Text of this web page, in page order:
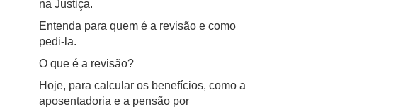
na Justiça.
Entenda para quem é a revisão e como
pedi-la.
O que é a revisão?
Hoje, para calcular os benefícios, como a
aposentadoria e a pensão por